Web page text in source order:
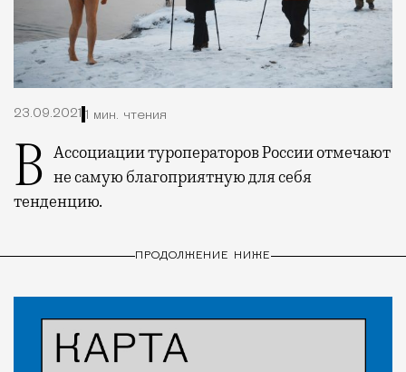
23.09.2021 1 мин. чтения
В Ассоциации туроператоров России отмечают не самую благоприятную для себя
тенденцию.
ПРОДОЛЖЕНИЕ НИЖЕ